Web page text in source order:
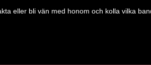
eller bli vän med honom och kolla vilka